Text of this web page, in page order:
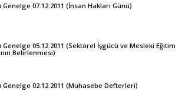
Genelge 07.12.2011 (İnsan Hakları Günü)
Genelge 05.12.2011 (Sektörel İşgücü ve Mesleki Eğitim
Belirlenmesi)
Genelge 02.12.2011 (Muhasebe Defterleri)